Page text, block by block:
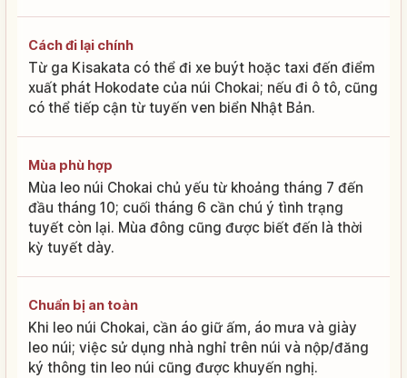
Cách đi lại chính
Từ ga Kisakata có thể đi xe buýt hoặc taxi đến điểm
xuất phát Hokodate của núi Chokai; nếu đi ô tô, cũng
có thể tiếp cận từ tuyến ven biển Nhật Bản.
Mùa phù hợp
Mùa leo núi Chokai chủ yếu từ khoảng tháng 7 đến
đầu tháng 10; cuối tháng 6 cần chú ý tình trạng
tuyết còn lại. Mùa đông cũng được biết đến là thời
kỳ tuyết dày.
Chuẩn bị an toàn
Khi leo núi Chokai, cần áo giữ ấm, áo mưa và giày
leo núi; việc sử dụng nhà nghỉ trên núi và nộp/đăng
ký thông tin leo núi cũng được khuyến nghị.